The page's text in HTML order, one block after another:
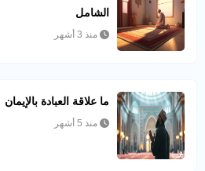
الشامل
منذ 3 أشهر
ما علاقة العبادة بالإيمان
منذ 5 أشهر